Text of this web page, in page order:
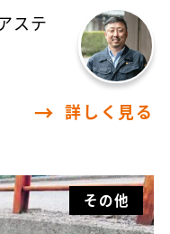
ステ
詳しく見る
その他